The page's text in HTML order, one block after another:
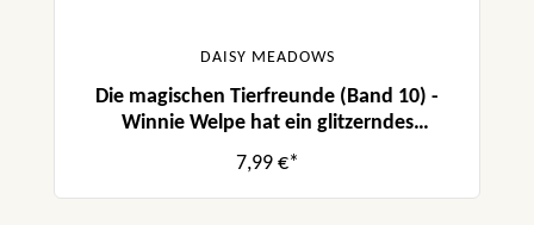
DAISY MEADOWS
Die magischen Tierfreunde (Band 10) -
Winnie Welpe hat ein glitzerndes
Geheimnis
7,99 €*